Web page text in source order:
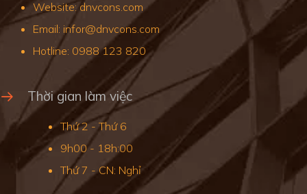
Website: dnvcons.com
Email: infor@dnvcons.com
Hotline: 0988 123 820
Thời gian làm việc
Thứ 2 - Thứ 6
9h00 - 18h:00
Thứ 7 - CN: Nghỉ